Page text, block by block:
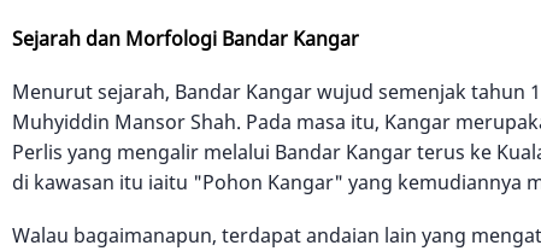
Sejarah dan Morfologi Bandar Kangar
Menurut sejarah, Bandar Kangar wujud semenjak tahun
Muhyiddin Mansor Shah. Pada masa itu, Kangar
Perlis yang mengalir melalui Bandar Kangar terus ke
di kawasan itu iaitu "Pohon Kangar" yang kemudiannya
Walau bagaimanapun, terdapat andaian lain yang